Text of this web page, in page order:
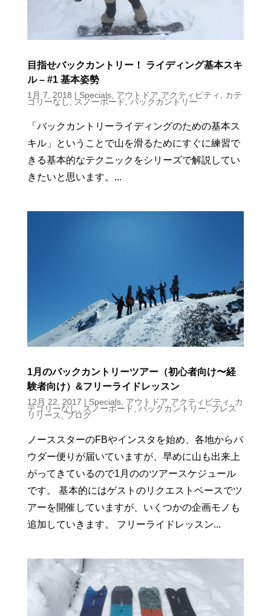
目指せバックカントリー！ ライディング基本スキ
ル – #1 基本姿勢
1月 7, 2018 | Specials, アウトドア アクティビティ , カテ
ゴリーなし, スノーボード,バックカントリー
「バックカントリーライディングのための基本ス
キル」ということで山を滑るためにすぐに練習で
きる基本的なテクニックをシリーズで解説してい
きたいと思います。...
1月のバックカントリーツアー（初心者向け〜経
験者向け）&フリーライドレッスン
12月 22, 2017 | Specials, アウトドア アクティビティ , カ
テゴリーなし, スノーボード,バックカントリー,プレス
リリース,ブログ
ノーススターのFBやインスタを始め、各地からパ
ウダー便りが届いていますが、早めに山も出来上
がってきているので1月ののツアースケジュール
です。 基本的にはゲストのリクエストベースでツ
アーを開催していますが、いくつかの企画モノも
追加していきます。 フリーライドレッスン...